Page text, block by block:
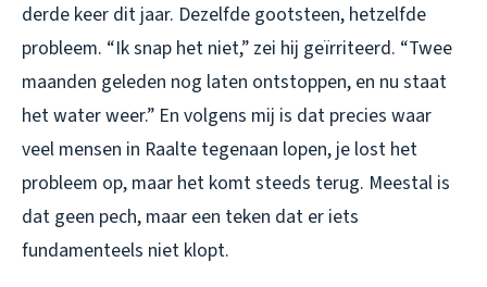
derde keer dit jaar. Dezelfde gootsteen, hetzelfde
probleem. “Ik snap het niet,” zei hij geïrriteerd. “Twee
maanden geleden nog laten ontstoppen, en nu staat
het water weer.” En volgens mij is dat precies waar
veel mensen in Raalte tegenaan lopen, je lost het
probleem op, maar het komt steeds terug. Meestal is
dat geen pech, maar een teken dat er iets
fundamenteels niet klopt.